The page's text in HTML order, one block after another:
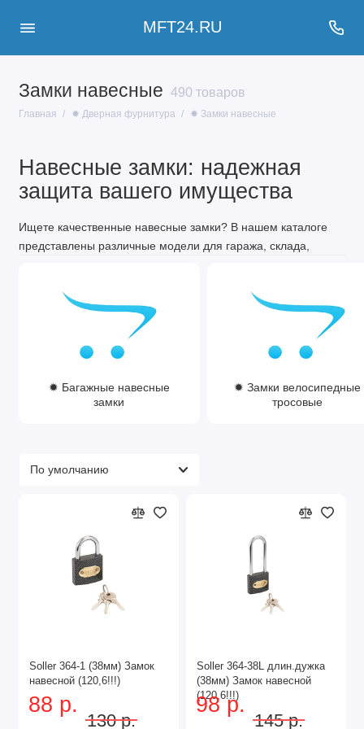
MFT24.RU
Замки навесные 490 товаров
Главная ✹ Дверная фурнитура ✹ Замки навесные
Навесные замки: надежная
защита вашего имущества
Ищете качественные навесные замки? В нашем каталоге
представлены различные модели для гаража, склада,
механизмами.
Типы навесных замков
Сувальдные замки
Кодовые замки
В наличии навесные замки из:
Хромированной стали
Нержавеющей стали
Чугуна
преимущества
Простота установки
Надежность конструкции
✹ Багажные навесные
замки
✹ Замки велосипедные
тросовые
Soller 364-1 (38мм) Замок
навесной (120,6!!!)
88 р.
130 р.
Soller 364-38L длин.дужка
(38мм) Замок навесной
(120,6!!!)
98 р.
145 р.